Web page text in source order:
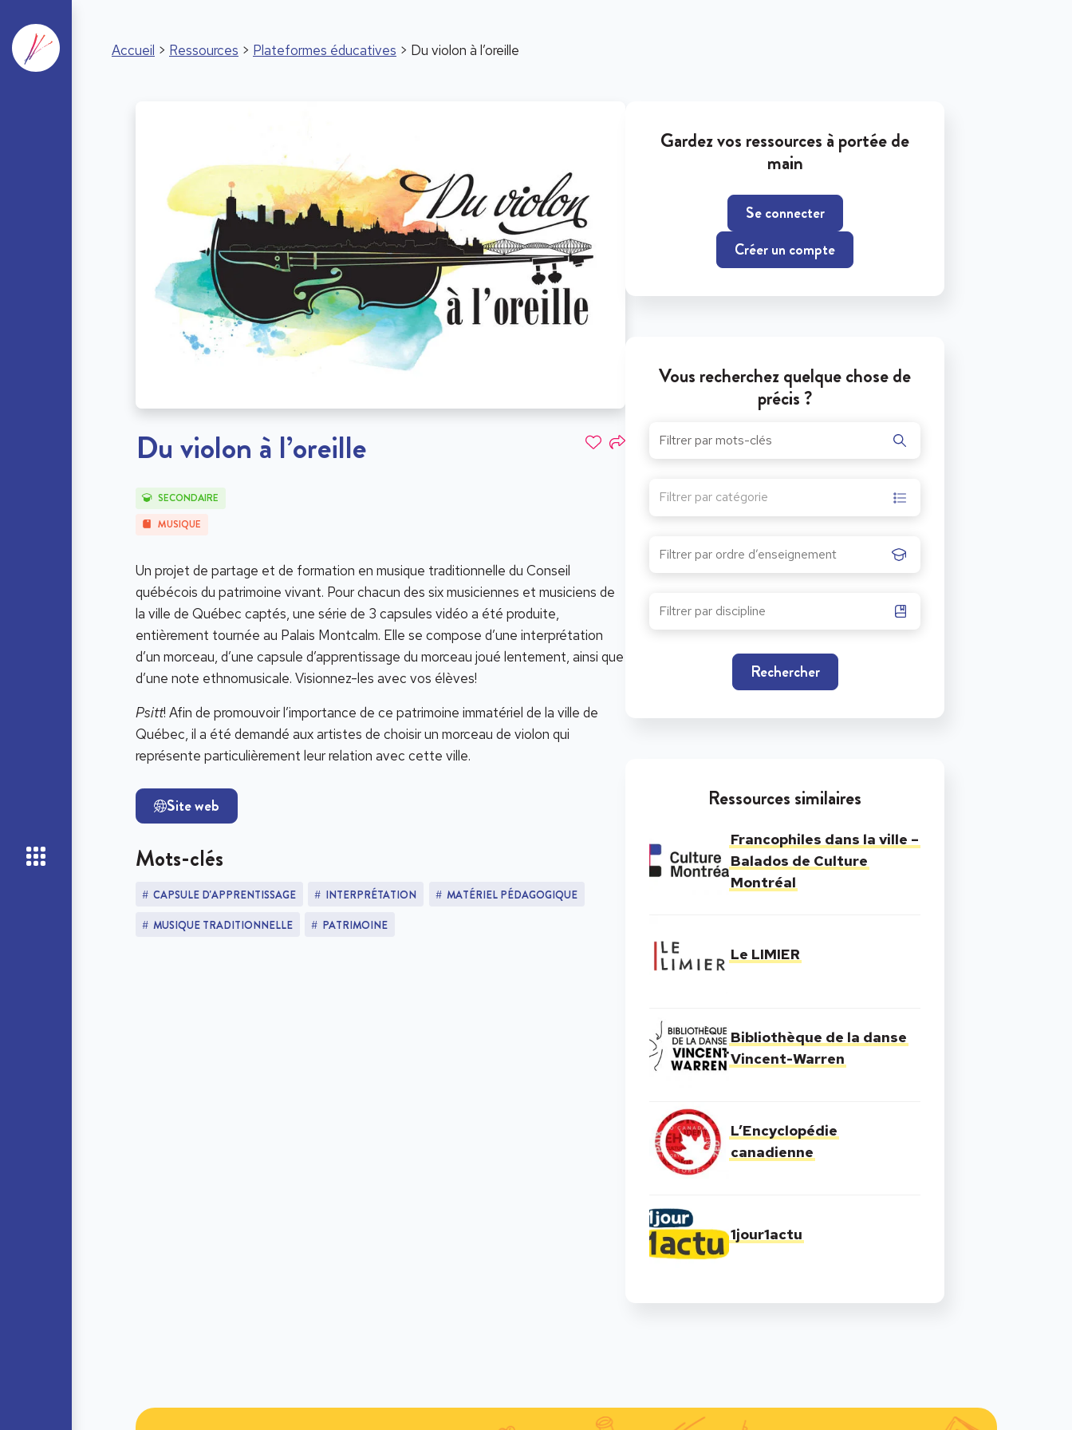
Accueil > Ressources > Plateformes éducatives > Du violon à l’oreille
Du violon à l’oreille
SECONDAIRE
MUSIQUE
Un projet de partage et de formation en musique traditionnelle du Conseil
québécois du patrimoine vivant. Pour chacun des six musiciennes et musiciens de
la ville de Québec captés, une série de 3 capsules vidéo a été produite,
entièrement tournée au Palais Montcalm. Elle se compose d’une interprétation
d’un morceau, d’une capsule d’apprentissage du morceau joué lentement, ainsi que
d’une note ethnomusicale. Visionnez-les avec vos élèves!
Psitt! Afin de promouvoir l’importance de ce patrimoine immatériel de la ville de
Québec, il a été demandé aux artistes de choisir un morceau de violon qui
représente particulièrement leur relation avec cette ville.
Site web
Mots-clés
CAPSULE D'APPRENTISSAGE INTERPRÉTATION
MATÉRIEL PÉDAGOGIQUE
MUSIQUE TRADITIONNELLE
PATRIMOINE
Gardez vos ressources à portée de
main
Se connecter
Créer un compte
Vous recherchez quelque chose de
précis ?
Filtrer par catégorie
Rechercher
Ressources similaires
Francophiles dans la ville –
Balados de Culture
Montréal
Le LIMIER
Bibliothèque de la danse
Vincent-Warren
L’Encyclopédie
canadienne
1jour1actu